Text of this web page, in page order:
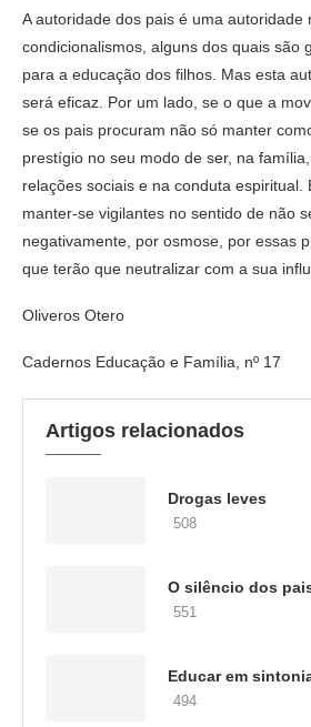
A autoridade dos pais é uma autoridade
condicionalismos, alguns dos quais são
para a educação dos filhos. Mas esta
será eficaz. Por um lado, se o que a
se os pais procuram não só manter
prestígio no seu modo de ser, na
relações sociais e na conduta espiritual.
manter-se vigilantes no sentido de não
negativamente, por osmose, por essas
que terão que neutralizar com a sua
Oliveros Otero
Cadernos Educação e Família, nº 17
Artigos relacionados
Drogas leves
508
O silêncio dos
551
Educar em
494